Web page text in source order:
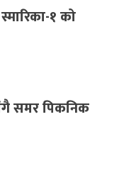
१ को
समर पिकनिक